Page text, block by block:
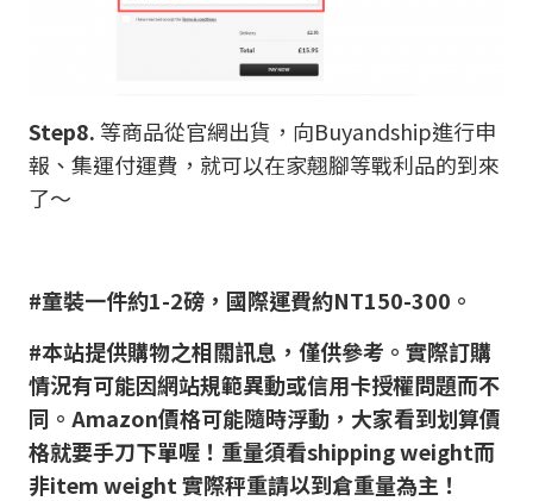
Step8. 等商品從官網出貨，向Buyandship進行申
報、集運付運費，就可以在家翹腳等戰利品的到來
了～
#童裝一件約1-2磅，國際運費約NT150-300。
#本站提供購物之相關訊息，僅供參考。實際訂購
情況有可能因網站規範異動或信用卡授權問題而不
同。Amazon價格可能隨時浮動，大家看到划算價
格就要手刀下單喔！重量須看shipping weight而
非item weight 實際秤重請以到倉重量為主！